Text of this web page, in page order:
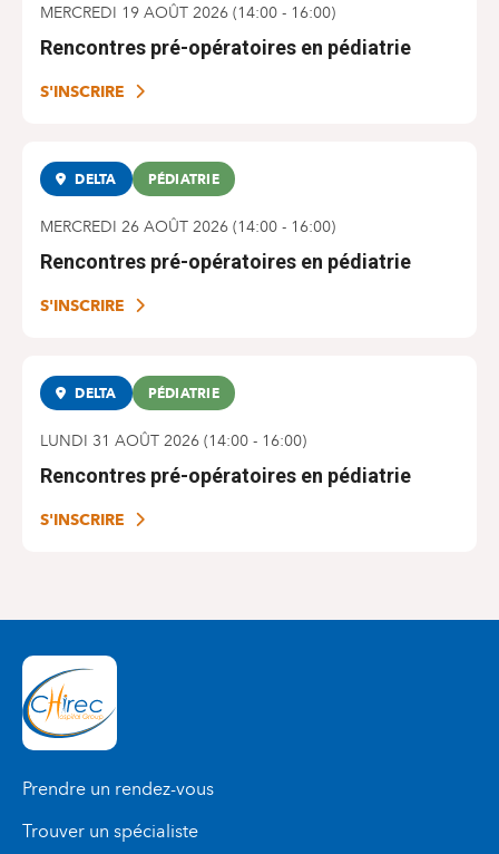
MERCREDI 19 AOÛT 2026 (14:00 - 16:00)
Rencontres pré-opératoires en pédiatrie
S'INSCRIRE
DELTA PÉDIATRIE
MERCREDI 26 AOÛT 2026 (14:00 - 16:00)
Rencontres pré-opératoires en pédiatrie
S'INSCRIRE
DELTA PÉDIATRIE
LUNDI 31 AOÛT 2026 (14:00 - 16:00)
Rencontres pré-opératoires en pédiatrie
S'INSCRIRE
Prendre un rendez-vous
Trouver un spécialiste